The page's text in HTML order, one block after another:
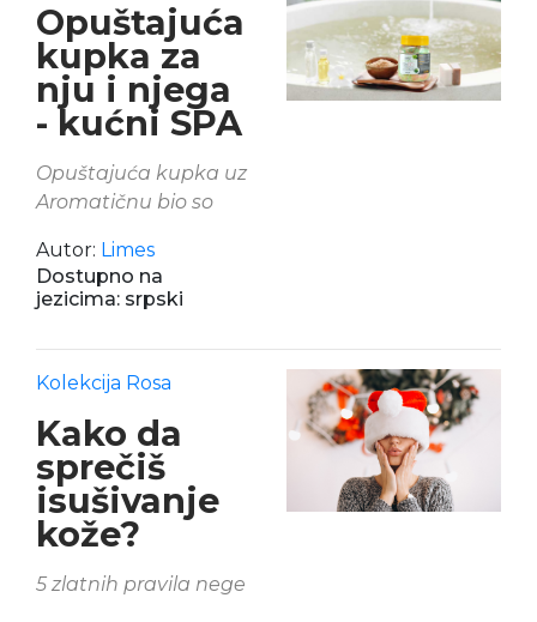
Opuštajuća
kupka za
nju i njega
- kućni SPA
Opuštajuća kupka uz
Aromatičnu bio so
Autor: Limes
Dostupno na
jezicima: srpski
Kolekcija Rosa
Kako da
sprečiš
isušivanje
kože?
5 zlatnih pravila nege